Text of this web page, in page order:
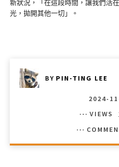
新狀況，「在這段時間，讓我們活
光，拋開其他一切」。
BY PIN-TING LEE
2024-
VIEWS